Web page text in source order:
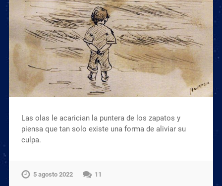
Las olas le acarician la puntera de los zapatos y
piensa que tan solo existe una forma de aliviar su
culpa.
5 agosto 2022 11